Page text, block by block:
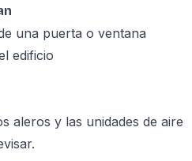
una puerta o ventana
edificio
aleros y las unidades de aire